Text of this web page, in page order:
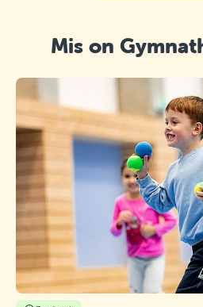
Mis on